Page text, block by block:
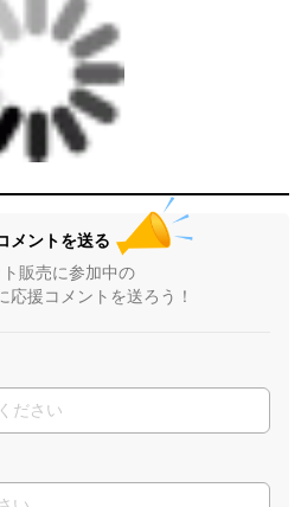
コメントを送る
販売に参加中の
援コメントを送ろう！